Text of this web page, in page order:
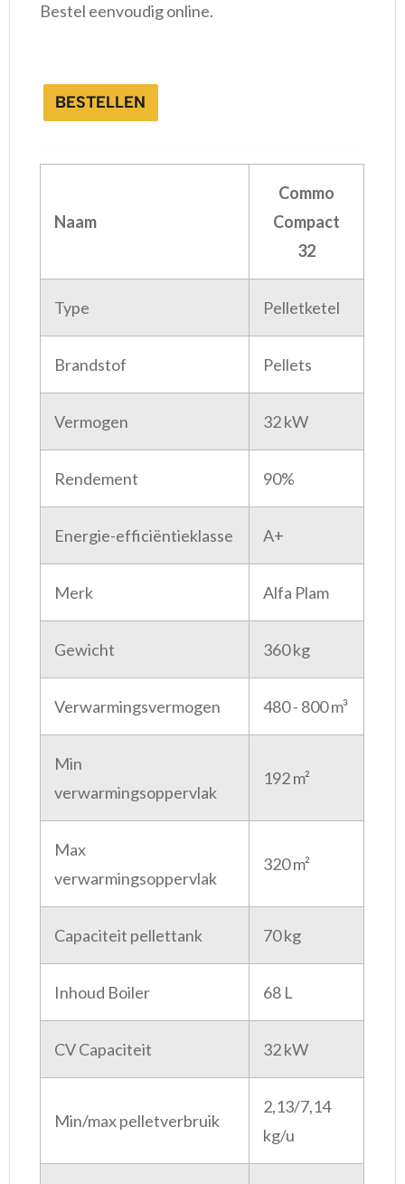
Bestel eenvoudig online.
BESTELLEN
Naam
Commo
Compact
32
Type Pelletketel
Brandstof Pellets
Vermogen 32 kW
Rendement 90%
Energie-efficiëntieklasse A+
Merk Alfa Plam
Gewicht 360 kg
Verwarmingsvermogen 480 - 800 m³
Min
verwarmingsoppervlak
192 m²
Max
verwarmingsoppervlak
320 m²
Capaciteit pellettank 70 kg
Inhoud Boiler 68 L
CV Capaciteit 32 kW
Min/max pelletverbruik
2,13/7,14
kg/u